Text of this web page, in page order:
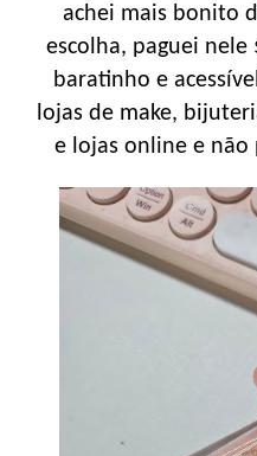
achei mais bonito
escolha, paguei nele
baratinho e
lojas de make,
e lojas online e não